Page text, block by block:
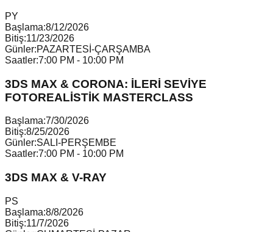
PY
Başlama:8/12/2026
Bitiş:11/23/2026
Günler:PAZARTESİ-ÇARŞAMBA
Saatler:7:00 PM - 10:00 PM
3DS MAX & CORONA: İLERİ SEVİYE
FOTOREALİSTİK MASTERCLASS
Başlama:7/30/2026
Bitiş:8/25/2026
Günler:SALI-PERŞEMBE
Saatler:7:00 PM - 10:00 PM
3DS MAX & V-RAY
PS
Başlama:8/8/2026
Bitiş:11/7/2026